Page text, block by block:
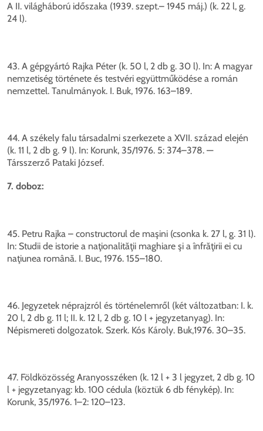
A II. világháború időszaka (1939. szept.– 1945 máj.) (k. 22 l, g.
24 l).
43. A gépgyártó Rajka Péter (k. 50 l, 2 db g. 30 l). In: A magyar
nemzetiség története és testvéri együttműködése a román
nemzettel. Tanulmányok. I. Buk, 1976. 163–189.
44. A székely falu társadalmi szerkezete a XVII. század elején
(k. 11 l, 2 db g. 9 l). In: Korunk, 35/1976. 5: 374–378. —
Társszerző Pataki József.
7. doboz:
45. Petru Rajka – constructorul de maşini (csonka k. 27 l, g. 31 l).
In: Studii de istorie a naţionalităţii maghiare şi a înfrăţirii ei cu
naţiunea română. I. Buc, 1976. 155–180.
46. Jegyzetek néprajzról és történelemről (két változatban: I. k.
20 l, 2 db g. 11 l; II. k. 12 l, 2 db g. 10 l + jegyzetanyag). In:
Népismereti dolgozatok. Szerk. Kós Károly. Buk,1976. 30–35.
47. Földközösség Aranyosszéken (k. 12 l + 3 l jegyzet, 2 db g. 10
l + jegyzetanyag: kb. 100 cédula (köztük 6 db fénykép). In:
Korunk, 35/1976. 1–2: 120–123.